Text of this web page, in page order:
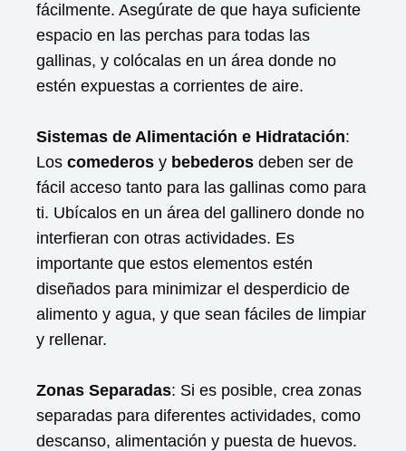
fácilmente. Asegúrate de que haya suficiente
espacio en las perchas para todas las
gallinas, y colócalas en un área donde no
estén expuestas a corrientes de aire.
Sistemas de Alimentación e Hidratación:
Los comederos y bebederos deben ser de
fácil acceso tanto para las gallinas como para
ti. Ubícalos en un área del gallinero donde no
interfieran con otras actividades. Es
importante que estos elementos estén
diseñados para minimizar el desperdicio de
alimento y agua, y que sean fáciles de limpiar
y rellenar.
Zonas Separadas: Si es posible, crea zonas
separadas para diferentes actividades, como
descanso, alimentación y puesta de huevos.